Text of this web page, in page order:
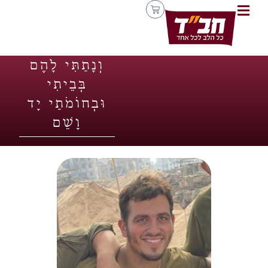
וְנָתַתִּי לָהֶם
בְּבֵיתִי
וּבְחוֹמֹתַי יָד
וָשֵׁם